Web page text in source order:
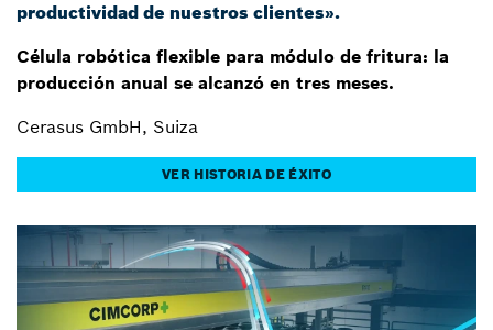
productividad de nuestros clientes».
Célula robótica flexible para módulo de fritura: la
producción anual se alcanzó en tres meses.
Cerasus GmbH, Suiza
VER HISTORIA DE ÉXITO